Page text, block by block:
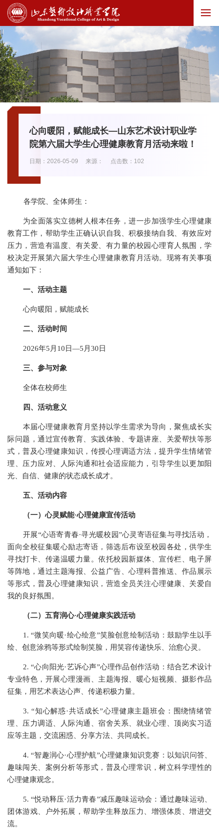
心向暖阳，赋能成长—山东艺术设计职业学
院第六届大学生心理健康教育月活动来啦！
日期：2026-05-09 来源： 点击数： 102
各学院、全体师生：
为全面落实立德树人根本任务，进一步加强学生心理健康
教育工作，帮助学生正确认识自我、积极接纳自我、有效应对
压力，营造有温度、有关爱、有力量的校园心理育人氛围，学
校决定开展第六届大学生心理健康教育月活动。现将有关事项
通知如下：
一、活动主题
心向暖阳，赋能成长
二、活动时间
2026年5月10日—5月30日
三、参与对象
全体在校师生
四、活动意义
本届心理健康教育月坚持以学生需求为导向，聚焦成长实
际问题，通过宣传教育、实践体验、专题讲座、关爱帮扶等形
式，普及心理健康知识，传授心理调适方法，提升学生情绪管
理、压力应对、人际沟通和社会适应能力，引导学生以更加阳
光、自信、健康的状态成长成才。
五、活动内容
（一）心灵赋能·心理健康宣传活动
开展“心语寄青春·寻光暖校园”心灵寄语征集与寻找活动，
面向全校征集暖心励志寄语，筛选后布设至校园各处，供学生
寻找打卡、传递温暖力量。依托校园新媒体、宣传栏、电子屏
等阵地，通过主题海报、公益广告、心理科普推送、作品展示
等形式，普及心理健康知识，营造全员关注心理健康、关爱自
我的良好氛围。
（二）五育润心·心理健康实践活动
1.“微笑向暖·绘心绘意”笑脸创意绘制活动：鼓励学生以手
绘、创意涂鸦等形式绘制笑脸，用笑容传递快乐、治愈心灵。
2.“心向阳光·艺诉心声”心理作品创作活动：结合艺术设计
专业特色，开展心理漫画、主题海报、暖心短视频、摄影作品
征集，用艺术表达心声、传递积极力量。
3. “知心解惑·共话成长”心理健康主题班会：围绕情绪管
理、压力调适、人际沟通、宿舍关系、就业心理、顶岗实习适
应等主题，交流困惑、分享方法、共同成长。
4.“智趣润心·心理护航”心理健康知识竞赛：以知识问答、
趣味闯关、案例分析等形式，普及心理常识，树立科学理性的
心理健康观念。
5.“悦动释压·活力青春”减压趣味运动会：通过趣味运动、
团体游戏、户外拓展，帮助学生释放压力、增强体质、增进交
流。